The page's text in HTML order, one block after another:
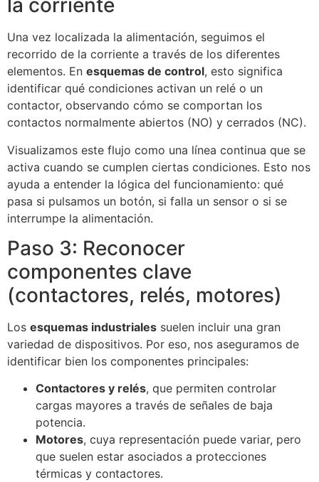
la corriente
Una vez localizada la alimentación, seguimos el
recorrido de la corriente a través de los diferentes
elementos. En esquemas de control, esto significa
identificar qué condiciones activan un relé o un
contactor, observando cómo se comportan los
contactos normalmente abiertos (NO) y cerrados (NC).
Visualizamos este flujo como una línea continua que se
activa cuando se cumplen ciertas condiciones. Esto nos
ayuda a entender la lógica del funcionamiento: qué
pasa si pulsamos un botón, si falla un sensor o si se
interrumpe la alimentación.
Paso 3: Reconocer
componentes clave
(contactores, relés, motores)
Los esquemas industriales suelen incluir una gran
variedad de dispositivos. Por eso, nos aseguramos de
identificar bien los componentes principales:
Contactores y relés, que permiten controlar
cargas mayores a través de señales de baja
potencia.
Motores, cuya representación puede variar, pero
que suelen estar asociados a protecciones
térmicas y contactores.